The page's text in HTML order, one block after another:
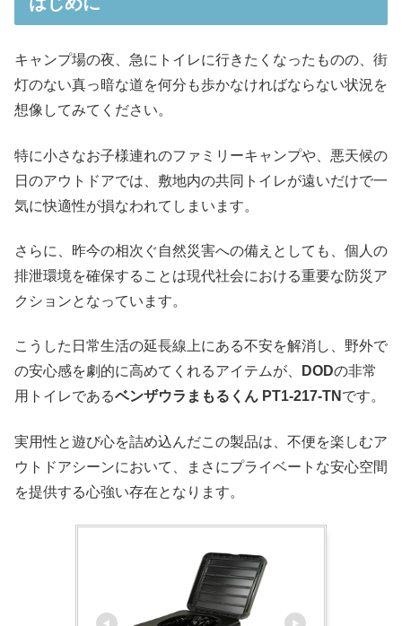
キャンプ場の夜、急にトイレに行きたくなったものの、街
灯のない真っ暗な道を何分も歩かなければならない状況を
想像してみてください。
特に小さなお子様連れのファミリーキャンプや、悪天候の
日のアウトドアでは、敷地内の共同トイレが遠いだけで一
気に快適性が損なわれてしまいます。
さらに、昨今の相次ぐ自然災害への備えとしても、個人の
排泄環境を確保することは現代社会における重要な防災ア
クションとなっています。
こうした日常生活の延長線上にある不安を解消し、野外で
の安心感を劇的に高めてくれるアイテムが、
DODの非常
用トイレであるベンザウラまもるくん PT1-217-TN です。
実用性と遊び心を詰め込んだこの製品は、不便を楽しむア
ウトドアシーンにおいて、まさにプライベートな安心空間
を提供する心強い存在となります。